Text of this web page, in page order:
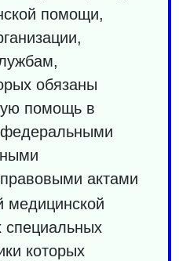
помощи,
обязаны
помощь в
федеральными
актами
медицинской
специальных
которых